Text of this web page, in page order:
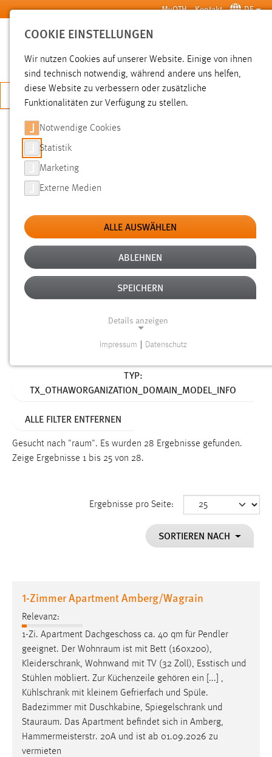
Zum Hauptinhalt springen MyOTH Kontakt DE
SUCHE
JETZT BEWERBEN
SUCHE
FILTER
Typ
Erstellungsdatum
Alter
TYP:
TX_OTHAWORGANIZATION_DOMAIN_MODEL_INFO
ALLE FILTER ENTFERNEN
Gesucht nach "raum". Es wurden 28 Ergebnisse gefunden.
Zeige Ergebnisse 1 bis 25 von 28.
Ergebnisse pro Seite:
SORTIEREN NACH
1-Zimmer Apartment Amberg/Wagrain
Relevanz:
1-Zi. Apartment Dachgeschoss ca. 40 qm für Pendler
geeignet. Der Wohnraum ist mit Bett (160x200),
Kleiderschrank, Wohnwand mit TV (32 Zoll), Esstisch und
Stühlen möbliert. Zur Küchenzeile gehören ein [...] ,
Kühlschrank mit kleinem Gefrierfach und Spüle.
Badezimmer mit Duschkabine, Spiegelschrank und
Stauraum. Das Apartment befindet sich in Amberg,
Hammermeisterstr. 20A und ist ab 01.09.2026 zu
vermieten
COOKIE EINSTELLUNGEN
Wir nutzen Cookies auf unserer Website. Einige von ihnen
sind technisch notwendig, während andere uns helfen,
diese Website zu verbessern oder zusätzliche
Funktionalitäten zur Verfügung zu stellen.
Notwendige Cookies
Statistik
Marketing
Externe Medien
ALLE AUSWÄHLEN
ABLEHNEN
SPEICHERN
Details anzeigen
Notwendige Cookies ermöglichen grundlegende
Funktionen und sind für die einwandfreie Funktion der
Name:
Dieser Cookie speichert die ausgewählten Einverständnis-
Performance
Name:
staticfilecache
Zweck:
Für performante Seitenauslieferung wird in diesem Cookie
gespeichert, ob man eingeloggt ist.
Sprachpräferenz
Name:
site-language-preference
Impressum Datenschutz